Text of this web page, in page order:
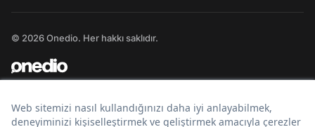
© 2026 Onedio. Her hakkı saklıdır.
Bir markasıdır.